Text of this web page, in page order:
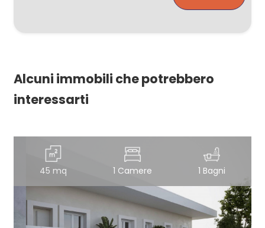
Alcuni immobili che potrebbero
interessarti
45 mq 1 Camere 1 Bagni